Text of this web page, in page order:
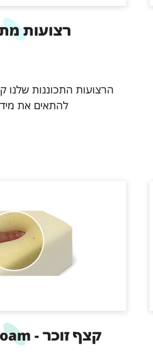
רצועות
הרצועות התכוננות שלנו
להתאים את
קצף זוכר - Memory Foam